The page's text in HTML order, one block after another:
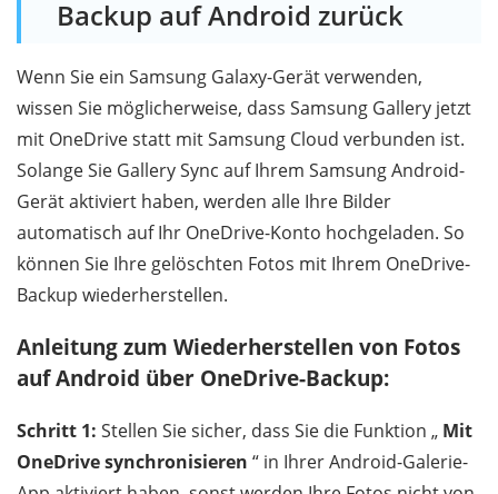
Backup auf Android zurück
Wenn Sie ein Samsung Galaxy-Gerät verwenden,
wissen Sie möglicherweise, dass Samsung Gallery jetzt
mit OneDrive statt mit Samsung Cloud verbunden ist.
Solange Sie Gallery Sync auf Ihrem Samsung Android-
Gerät aktiviert haben, werden alle Ihre Bilder
automatisch auf Ihr OneDrive-Konto hochgeladen. So
können Sie Ihre gelöschten Fotos mit Ihrem OneDrive-
Backup wiederherstellen.
Anleitung zum Wiederherstellen von Fotos
auf Android über OneDrive-Backup:
Schritt 1: Stellen Sie sicher, dass Sie die Funktion „ Mit
OneDrive synchronisieren “ in Ihrer Android-Galerie-